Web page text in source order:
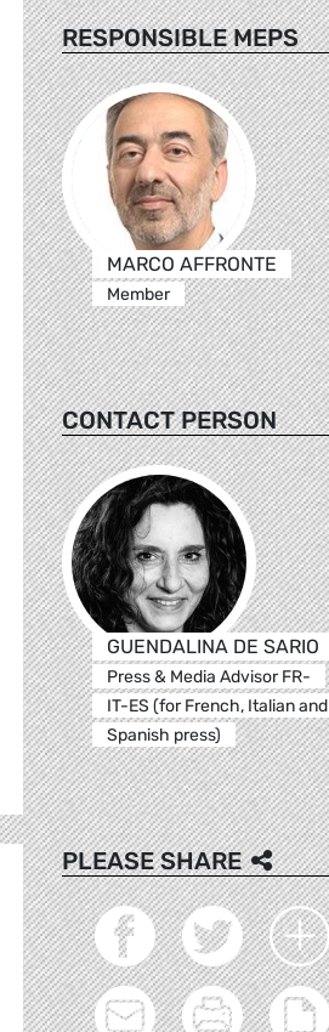
RESPONSIBLE MEPS
MARCO AFFRONTE
Member
CONTACT PERSON
GUENDALINA DE SARIO
Press & Media Advisor FR-
IT-ES (for French, Italian and
Spanish press)
PLEASE SHARE